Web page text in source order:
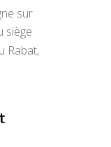
sur
siège
Rabat,